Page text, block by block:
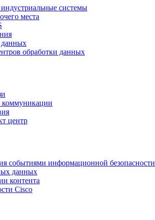
системы
места
обработки данных
центр
событиями информационной безопасности
данных
контента
Cisco